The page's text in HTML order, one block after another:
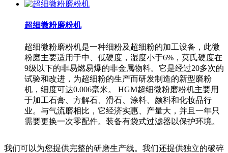
超细微粉磨粉机
超细微粉磨粉机是一种细粉及超细粉的加工设备，此微
粉磨主要适用于中、低硬度，湿度小于6%，莫氏硬度在
9级以下的非易燃易爆的非金属物料。它是经过20多次的
试验和改进，为超细粉的生产而研发制造的新型磨粉
机，细度可达0.006毫米。 HGM超细微粉磨粉机主要用
于加工石膏、方解石、滑石、涂料、颜料和化妆品行
业。与气流磨相比，它经济实惠、产量大，并且一年只
需要更换一次零配件。装备有袋式过滤器以保护环境。
我们可以为您提供完整的研磨生产线。我们还提供独立的破碎